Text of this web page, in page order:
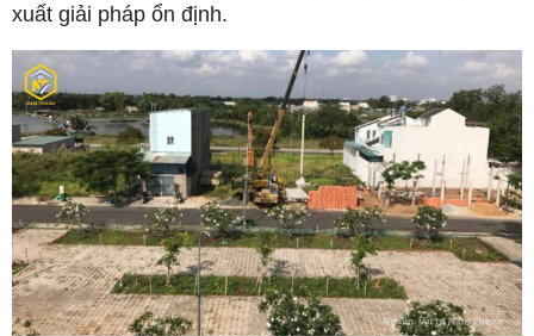
xuất giải pháp ổn định.